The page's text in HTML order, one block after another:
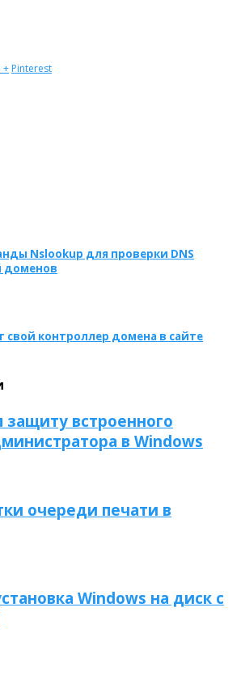
+ Pinterest
Nslookup для проверки DNS
доменов
свой контроллер домена в сайте
встроенного
в Windows
очереди печати в
Windows на диск с